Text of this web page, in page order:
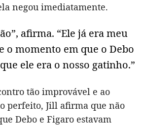
negou imediatamente.
afirma. “Ele já era meu
o momento em que o Debo
ele era o nosso gatinho.”
tão improvável e ao
perfeito, Jill afirma que não
Debo e Figaro estavam